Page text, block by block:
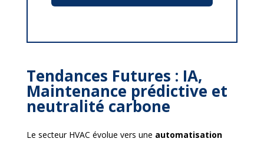
Tendances Futures : IA,
Maintenance prédictive et
neutralité carbone
Le secteur HVAC évolue vers une automatisation